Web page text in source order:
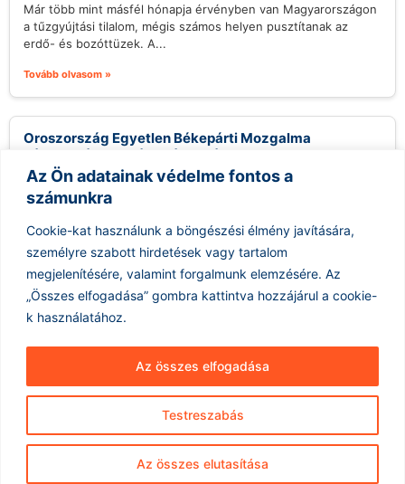
Az Ön adatainak védelme fontos a
számunkra
Cookie-kat használunk a böngészési élmény javítására,
személyre szabott hirdetések vagy tartalom
megjelenítésére, valamint forgalmunk elemzésére. Az
„Összes elfogadása” gombra kattintva hozzájárul a cookie-
k használatához.
Testreszabás
Az összes elutasítása
Az összes elfogadása
Már több mint másfél hónapja érvényben van Magyarországon
a tűzgyújtási tilalom, mégis számos helyen pusztítanak az
erdő- és bozóttüzek. A...
Tovább olvasom »
Oroszország Egyetlen Békepárti Mozgalma
Támogatást Remél a Választásokon
2026.08.08.
Az oroszországi liberális Jabloko párt, bár valószínűleg nem
nyer mandátumot a következő hónapban esedékes
választásokon, mégis kihasználja a lehetőséget, hogy...
Tovább olvasom »
Hírarchívum Impresszum
ÁSZF
Adatkezelés